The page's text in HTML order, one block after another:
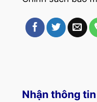
Nhận thông